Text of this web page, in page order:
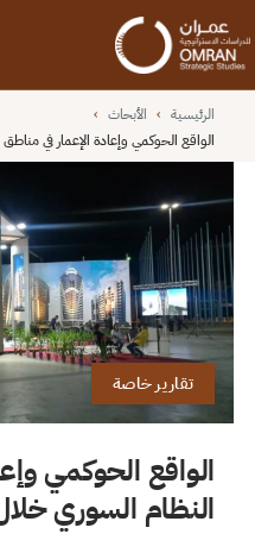
الرئيسية › الأبحاث ›
الواقع الحوكمي وإعادة الإعمار في مناطق
تقارير خاصة
الواقع الحوكمي
النظام السوري خلال